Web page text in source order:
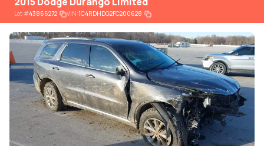
Lot#43866272 VIN:1C4RDHDG2FC200628